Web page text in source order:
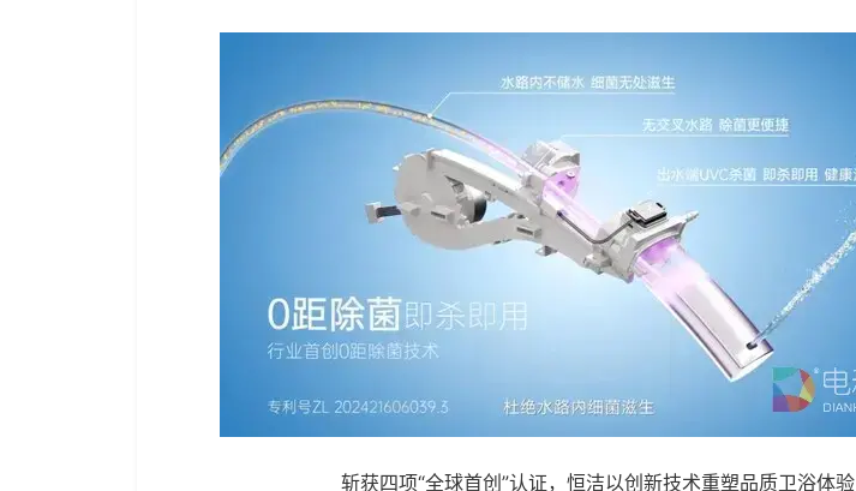
斩获四项“全球首创”认证，恒洁以创新技术重塑品质卫浴体验